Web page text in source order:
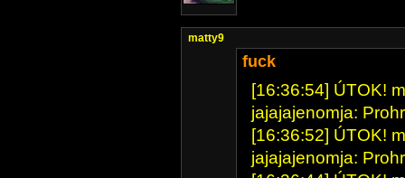
matty9
fuck
[16:36:54] ÚTOK!
jajajajenomja:
[16:36:52] ÚTOK!
jajajajenomja: